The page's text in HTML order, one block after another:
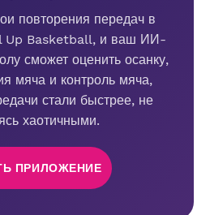
повторения передач в
Up Basketball, и ваш ИИ-
сможет оценить осанку,
мяча и контроль мяча,
стали быстрее, не
хаотичными.
ПРИЛОЖЕНИЕ